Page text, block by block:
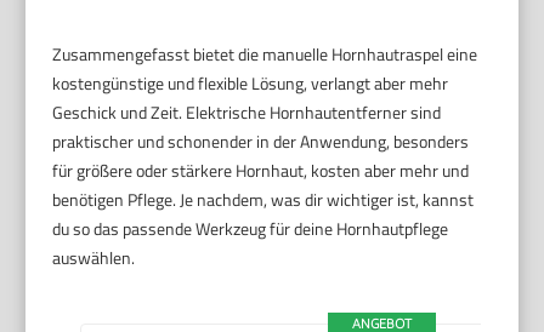
Zusammengefasst bietet die manuelle Hornhautraspel eine
kostengünstige und flexible Lösung, verlangt aber mehr
Geschick und Zeit. Elektrische Hornhautentferner sind
praktischer und schonender in der Anwendung, besonders
für größere oder stärkere Hornhaut, kosten aber mehr und
benötigen Pflege. Je nachdem, was dir wichtiger ist, kannst
du so das passende Werkzeug für deine Hornhautpflege
auswählen.
ANGEBOT